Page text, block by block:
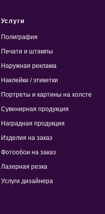
Услуги
Полиграфия
Печати и штампы
Наружная реклама
Наклейки / этикетки
Портреты и картины на холсте
Сувенирная продукция
Наградная продукция
Изделия на заказ
Фотообои на заказ
Лазерная резка
Услуги дизайнера